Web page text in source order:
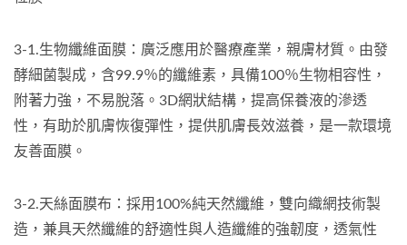
3-1.生物纖維面膜：廣泛應用於醫療產業，親膚材質。由發
酵細菌製成，含99.9％的纖維素，具備100％生物相容性，
附著力強，不易脫落。3D網狀結構，提高保養液的滲透
性，有助於肌膚恢復彈性，提供肌膚長效滋養，是一款環境
友善面膜。
3-2.天絲面膜布：採用100%純天然纖維，雙向織網技術製
造，兼具天然纖維的舒適性與人造纖維的強韌度，透氣性